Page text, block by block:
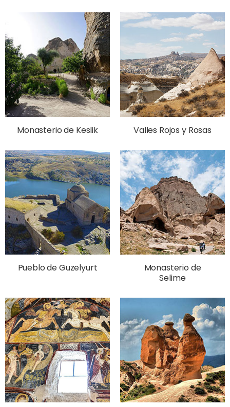
Monasterio de Keslik Valles Rojos y Rosas
Pueblo de Guzelyurt
Monasterio de
Selime